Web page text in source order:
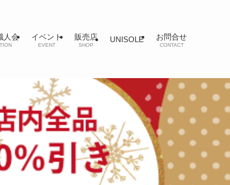
人会 イベント
EVENT
販売店
SHOP
UNISOLE お問合せ
CONTACT